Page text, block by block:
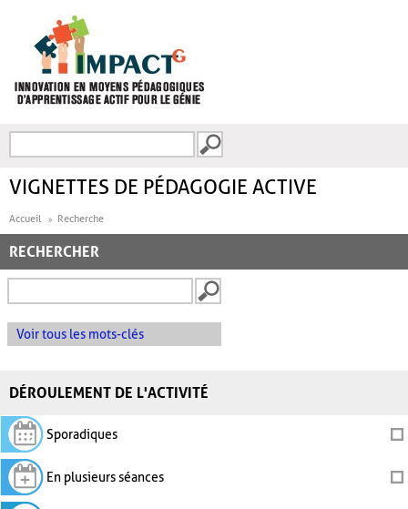
FORMULAIRE DE
VIGNETTES DE PÉDAGOGIE ACTIVE
Accueil Recherche
RECHERCHER
Voir tous les mots-clés
DÉROULEMENT DE L'ACTIVITÉ
Sporadiques
En plusieurs séances